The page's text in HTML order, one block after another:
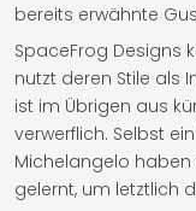
bereits erwähnte
SpaceFrog Designs
nutzt deren Stile als
ist im Übrigen aus
verwerflich. Selbst
Michelangelo haben
gelernt, um letztlich